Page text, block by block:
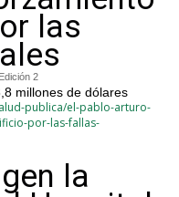
las
2
millones de dólares
publica/el-pablo-arturo-
por-las-fallas-
la